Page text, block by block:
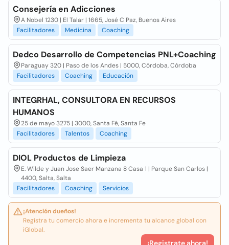
Consejería en Adicciones
A Nobel 1230 | El Talar | 1665, José C Paz, Buenos Aires
Facilitadores
Medicina Coaching
Dedco Desarrollo de Competencias PNL+Coaching
Paraguay 320 | Paso de los Andes | 5000, Córdoba, Córdoba
Facilitadores
Coaching Educación
INTEGRHAL, CONSULTORA EN RECURSOS
HUMANOS
25 de mayo 3275 | 3000, Santa Fé, Santa Fe
Facilitadores
Talentos Coaching
DIOL Productos de Limpieza
E. Wilde y Juan Jose Saer Manzana 8 Casa 1 | Parque San Carlos |
4400, Salta, Salta
Facilitadores
Coaching Servicios
¡Atención dueños!
Registra tu comercio ahora e incrementa tu alcance global con
iGlobal.
¡Registrate ahora!